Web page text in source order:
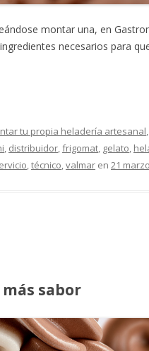
montar una, en
necesarios para
tu propia heladería artesanal,
, distribuidor,frigomat, gelato,
,técnico,valmar en 21
sabor